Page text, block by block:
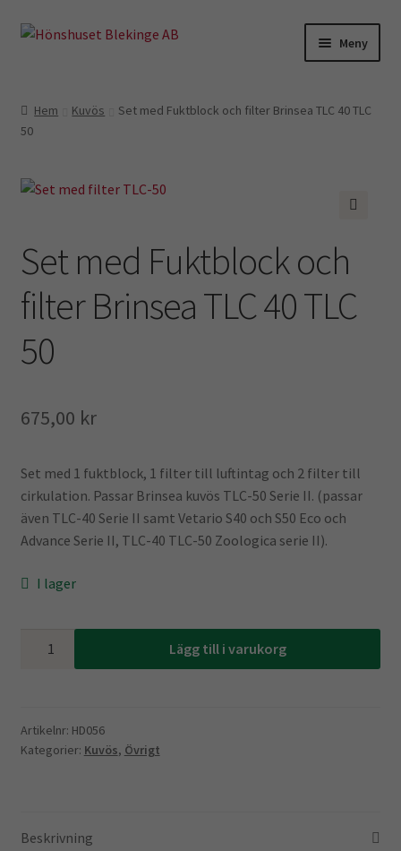
Hoppa
Hoppa
Meny
Kycklingar o vaktlar
Äggkartonger
Hemmet
Kuvös
Kampanj
Hem Kuvös
Set med Fuktblock och filter Brinsea TLC 40 TLC
50
Set med Fuktblock och
filter Brinsea TLC 40 TLC
50
675,00 kr
Set med 1 fuktblock, 1 filter till luftintag och 2 filter till
cirkulation. Passar Brinsea kuvös TLC-50 Serie II. (passar
även TLC-40 Serie II samt Vetario S40 och S50 Eco och
Advance Serie II, TLC-40 TLC-50 Zoologica serie II).
I lager
filter
Brinsea
50
Lägg till i varukorg
Artikelnr: HD056
Kategorier: Kuvös, Övrigt
Beskrivning